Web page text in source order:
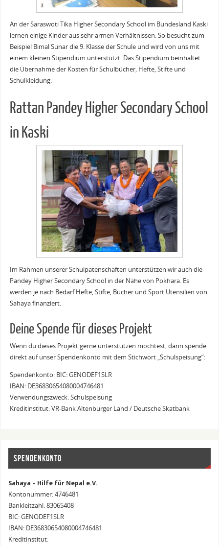
An der Saraswoti Tika Higher Secondary School im Bundesland Kaski
lernen einige Kinder aus sehr armen Verhältnissen. So besucht zum
Beispiel Bimal Sunar die 9. Klasse der Schule und wird von uns mit
einem kleinen Stipendium unterstützt. Das Stipendium beinhaltet
die Übernahme der Kosten für Schulbücher, Hefte, Stifte und
Schulkleidung.
Rattan Pandey Higher Secondary School
in Kaski
Im Rahmen unserer Schulpatenschaften unterstützen wir auch die
Pandey Higher Secondary School in der Nähe von Pokhara. Es
werden je nach Bedarf Hefte, Stifte, Bücher und Sport Utensilien von
Sahaya finanziert.
Deine Spende für dieses Projekt
Wenn du dieses Projekt gerne unterstützen möchtest, dann spende
direkt auf unser Spendenkonto mit dem Stichwort „Schulspeisung“:
Spendenkonto: BIC: GENODEF1SLR
IBAN: DE36830654080004746481
Verwendungszweck: Schulspeisung
Kreditinstitut: VR-Bank Altenburger Land / Deutsche Skatbank
SPENDENKONTO
Sahaya – Hilfe für Nepal e.V.
Kontonummer: 4746481
Bankleitzahl: 83065408
BIC: GENODEF1SLR
IBAN: DE36830654080004746481
Kreditinstitut: